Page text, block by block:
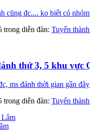
cũng đc.... ko biết có
trong diễn đàn: Tuyển
thứ 3, 5 khu vực
ms đánh thời gian gần
trong diễn đàn: Tuyển
Lâm